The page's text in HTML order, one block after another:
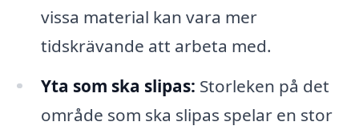
vissa material kan vara mer
tidskrävande att arbeta med.
Yta som ska slipas: Storleken på det
område som ska slipas spelar en stor